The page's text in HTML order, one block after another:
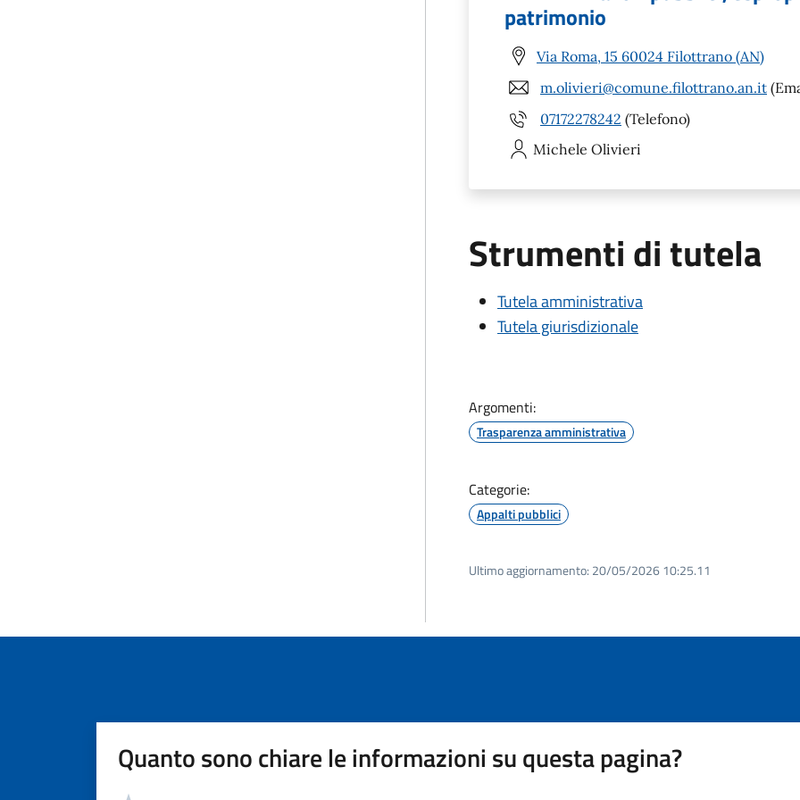
patrimonio
Via Roma, 15 60024 Filottrano (AN)
m.olivieri@comune.filottrano.an.it
07172278242 (Telefono)
Michele Olivieri
Strumenti di tutela
Tutela amministrativa
Tutela giurisdizionale
Argomenti:
Trasparenza amministrativa
Categorie:
Appalti pubblici
Ultimo aggiornamento: 20/05/2026 10:25.11
Quanto sono chiare le informazioni su questa pagina?
Valutazione